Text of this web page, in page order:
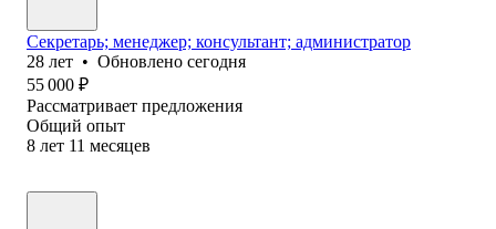
Секретарь; менеджер; консультант; администратор
28 лет • Обновлено сегодня
55 000 ₽
Рассматривает предложения
Общий опыт
8 лет 11 месяцев